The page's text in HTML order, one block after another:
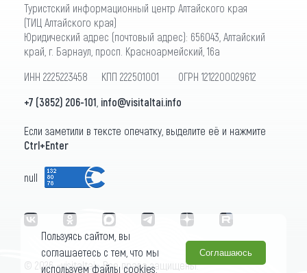
Туристский информационный центр Алтайского края
(ТИЦ Алтайского края)
Юридический адрес (почтовый адрес): 656043, Алтайский
край, г. Барнаул, просп. Красноармейский, 16а
ИНН 2225223458 КПП 222501001 ОГРН 1212200029612
+7 (3852) 206-101 info@visitaltai.info
Если заметили в тексте опечатку, выделите её и нажмите
Ctrl+Enter
null
© 2026 «visitaltai» Все права защищены.
Пользуясь сайтом, вы
соглашаетесь с тем, что мы
используем файлы cookies.
Соглашаюсь